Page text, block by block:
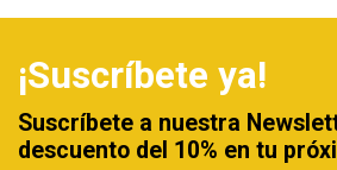
¡Suscríbete ya!
Suscríbete a nuestra
descuento del 10% en tu